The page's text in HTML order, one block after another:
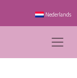
Nederlands